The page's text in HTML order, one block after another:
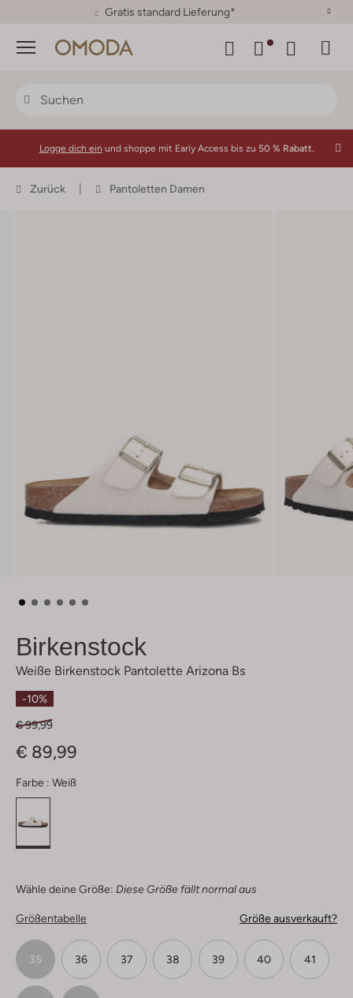
30 Tage Rückgaberecht
Menü
Logge dich ein und shoppe mit Early Access bis zu 50 % Rabatt.
Zurück Pantoletten Damen
Birkenstock
Weiße Birkenstock Pantolette Arizona Bs
-10%
€ 99,99
€ 89,99
Farbe : Weiß
Wähle deine Größe: Diese Größe fällt normal aus
Größentabelle Größe ausverkauft?
35 36 37 38 39 40 41